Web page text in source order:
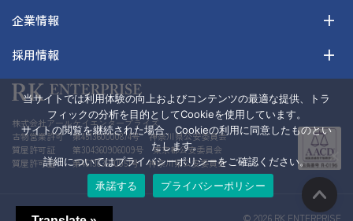
企業情報
採用情報
株式会社アールケイエンタープライズ
古物営業許可 第451360000874号 神奈川県公安委員会
質屋許可証 第304360906009号 東京都公安委員会
質屋許可証 第451363600051号 神奈川県公安委員会
© 2026 RK ENTERPRISE
当サイトでは利用体験の向上およびコンテンツの最適な提供、トラ
フィックの分析を目的としてCookieを使用しています。
サイトの閲覧を継続された場合、Cookieの利用に同意したものとい
たします。
詳細についてはプライバシーポリシーをご確認ください。
承諾する
プライバシーポリシー